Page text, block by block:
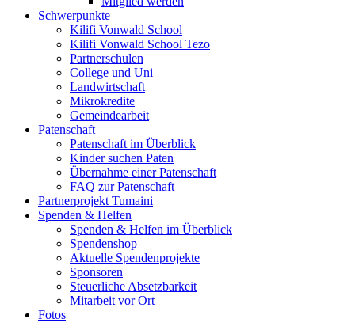
Schwerpunkte
Kilifi Vonwald School
Kilifi Vonwald School Tezo
Partnerschulen
College und Uni
Landwirtschaft
Mikrokredite
Gemeindearbeit
Patenschaft
Patenschaft im Überblick
Kinder suchen Paten
Übernahme einer Patenschaft
FAQ zur Patenschaft
Partnerprojekt Tumaini
Spenden & Helfen
Spenden & Helfen im Überblick
Spendenshop
Aktuelle Spendenprojekte
Sponsoren
Steuerliche Absetzbarkeit
Mitarbeit vor Ort
Fotos